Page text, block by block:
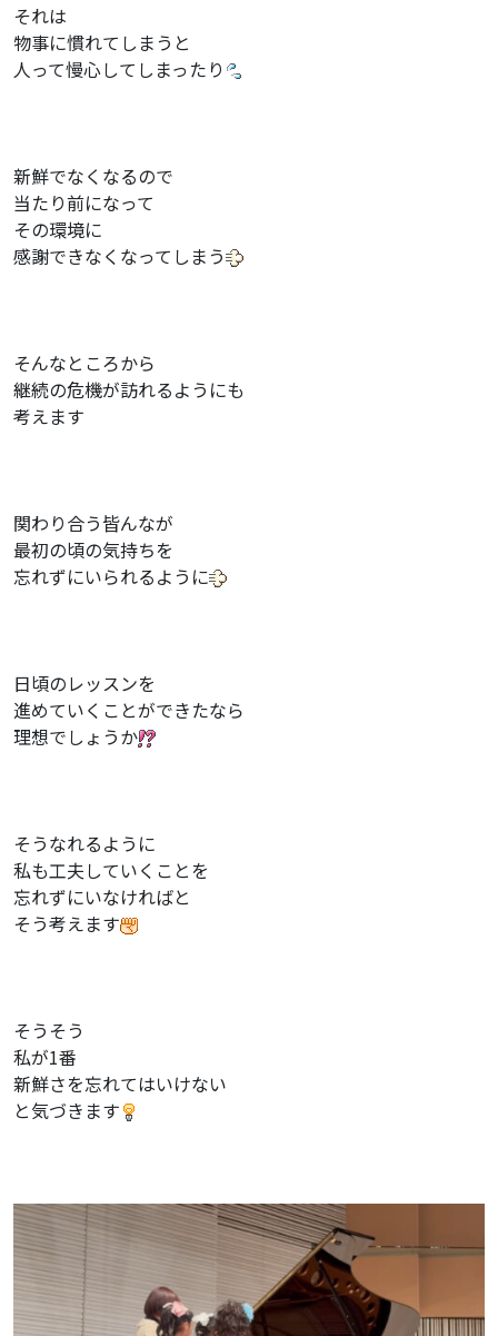
それは
物事に慣れてしまうと
人って慢心してしまったり
新鮮でなくなるので
当たり前になって
その環境に
感謝できなくなってしまう
そんなところから
継続の危機が訪れるようにも
考えます
関わり合う皆んなが
最初の頃の気持ちを
忘れずにいられるように
日頃のレッスンを
進めていくことができたなら
理想でしょうか
そうなれるように
私も工夫していくことを
忘れずにいなければと
そう考えます
そうそう
私が1番
新鮮さを忘れてはいけない
と気づきます